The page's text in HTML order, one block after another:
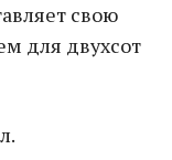
свою
для двухсот